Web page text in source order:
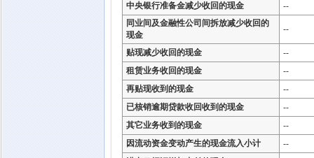
中央银行准备金减少收回的现金
--
同业间及金融性公司间拆放减少收回的
现金
--
贴现减少收回的现金
--
租赁业务收回的现金
--
再贴现收到的现金
--
已核销逾期贷款收回收到的现金
--
其它业务收到的现金
--
因流动资金变动产生的现金流入小计
--